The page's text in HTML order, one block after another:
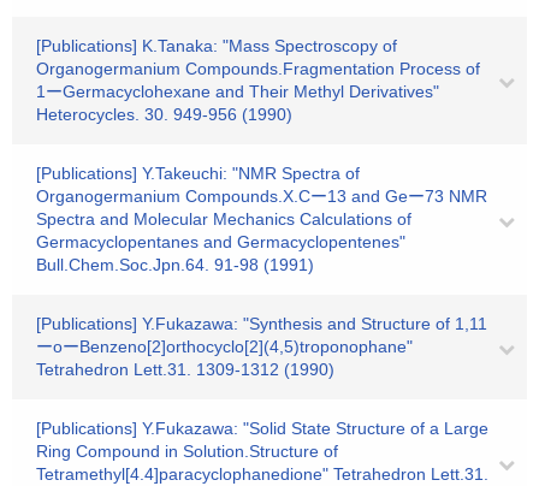
[Publications] K.Tanaka: "Mass Spectroscopy of
Organogermanium Compounds.Fragmentation Process of
1ーGermacyclohexane and Their Methyl Derivatives"
Heterocycles. 30. 949-956 (1990)
[Publications] Y.Takeuchi: "NMR Spectra of
Organogermanium Compounds.X.Cー13 and Geー73 NMR
Spectra and Molecular Mechanics Calculations of
Germacyclopentanes and Germacyclopentenes"
Bull.Chem.Soc.Jpn.64. 91-98 (1991)
[Publications] Y.Fukazawa: "Synthesis and Structure of 1,11
ーoーBenzeno[2]orthocyclo[2](4,5)troponophane"
Tetrahedron Lett.31. 1309-1312 (1990)
[Publications] Y.Fukazawa: "Solid State Structure of a Large
Ring Compound in Solution.Structure of
Tetramethyl[4.4]paracyclophanedione" Tetrahedron Lett.31.